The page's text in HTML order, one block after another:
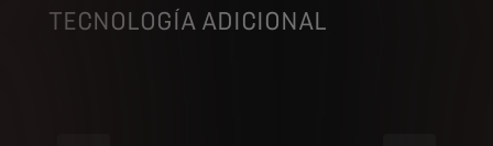
TECNOLOGÍA ADICIONAL